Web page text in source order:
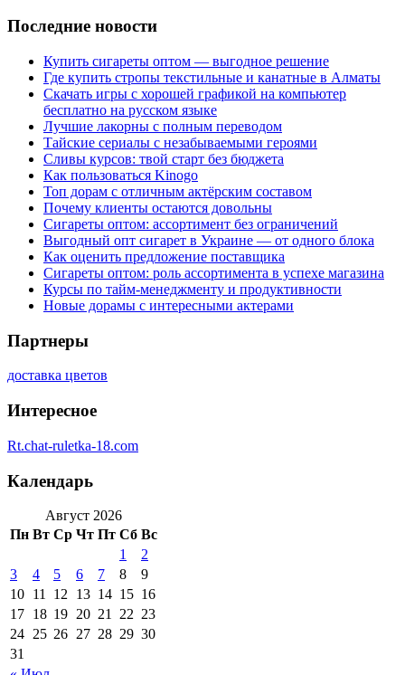
Последние новости
Купить сигареты оптом — выгодное решение
Где купить стропы текстильные и канатные в Алматы
Скачать игры с хорошей графикой на компьютер
бесплатно на русском языке
Лучшие лакорны с полным переводом
Тайские сериалы с незабываемыми героями
Сливы курсов: твой старт без бюджета
Как пользоваться Kinogo
Топ дорам с отличным актёрским составом
Почему клиенты остаются довольны
Сигареты оптом: ассортимент без ограничений
Выгодный опт сигарет в Украине — от одного блока
Как оценить предложение поставщика
Сигареты оптом: роль ассортимента в успехе магазина
Курсы по тайм-менеджменту и продуктивности
Новые дорамы с интересными актерами
Партнеры
доставка цветов
Интересное
Rt.chat-ruletka-18.com
Календарь
Август 2026
Пн Вт Ср Чт Пт Сб Вс
1
2
3
4 5 6 7 8
9
10 11 12 13 14 15 16
17 18 19 20 21 22 23
24 25 26 27 28 29 30
31